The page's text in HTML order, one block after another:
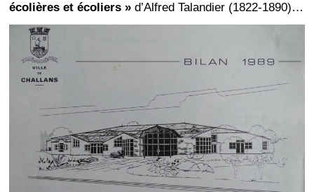
écolières et écoliers »d’Alfred Talandier (1822-1890)…